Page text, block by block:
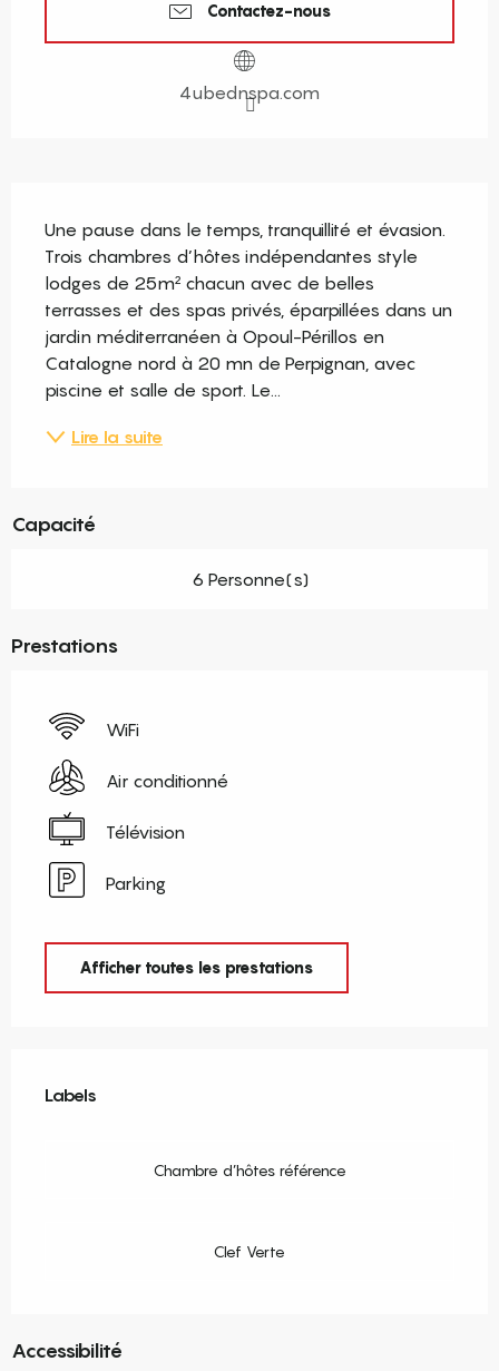
Contactez-nous
4ubednspa.com
Une pause dans le temps, tranquillité et évasion.
Trois chambres d’hôtes indépendantes style
lodges de 25m² chacun avec de belles
terrasses et des spas privés, éparpillées dans un
jardin méditerranéen à Opoul-Périllos en
Catalogne nord à 20 mn de Perpignan, avec
piscine et salle de sport. Le...
Lire la suite
Capacité
6 Personne(s)
Prestations
WiFi
Air conditionné
Télévision
Parking
Afficher toutes les prestations
Labels
Labels
Chambre d’hôtes référence
Clef Verte
Accessibilité